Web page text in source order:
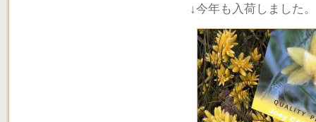
↓今年も入荷しました